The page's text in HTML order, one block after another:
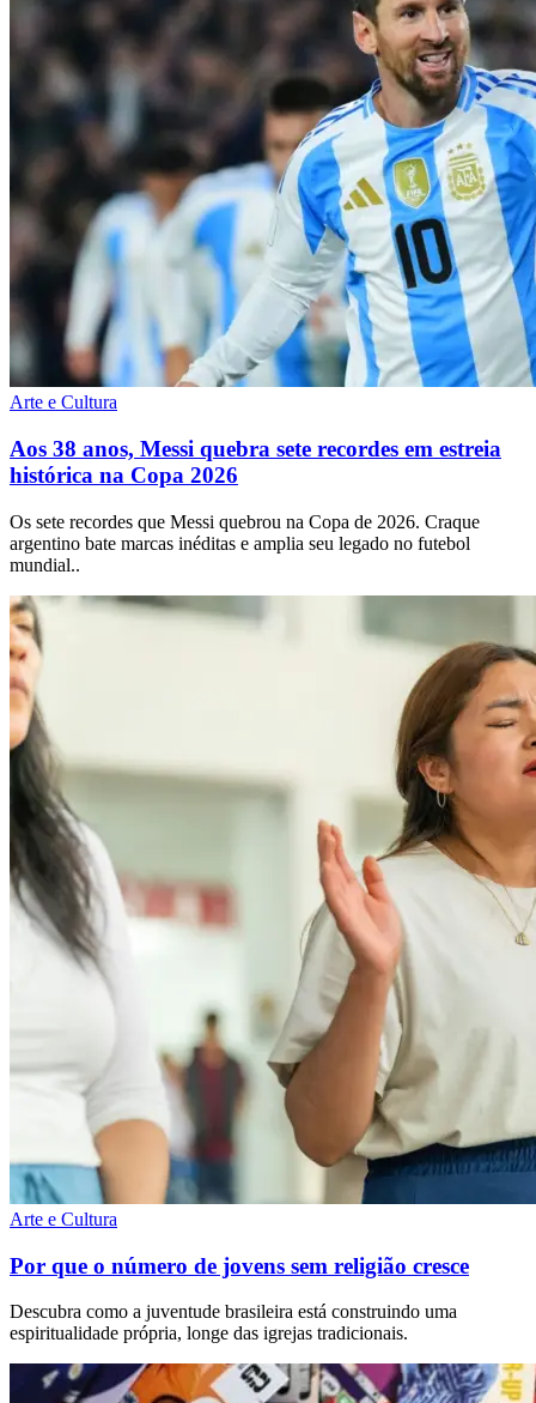
Arte e Cultura
Aos 38 anos, Messi quebra sete recordes em estreia
histórica na Copa 2026
Os sete recordes que Messi quebrou na Copa de 2026. Craque
argentino bate marcas inéditas e amplia seu legado no futebol
mundial..
Arte e Cultura
Por que o número de jovens sem religião cresce
Descubra como a juventude brasileira está construindo uma
espiritualidade própria, longe das igrejas tradicionais.